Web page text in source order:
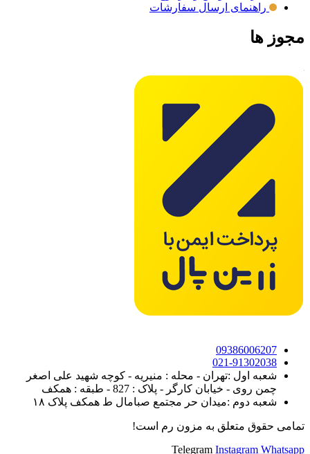
راهنمای ارسال سفارشات
مجوز ها
09386006207
021-91302038
شعبه اول :تهران - محله : منیریه - کوچه شهید علی اصغر
چمن روی - خیابان کارگر - پلاک : 827 - طبقه : همکف
شعبه دوم :میدان حر مجتمع صبامال ط همکف پلاک ۱۸
تمامی حقوق متعلق به مزون رم است!
Telegram Instagram Whatsapp